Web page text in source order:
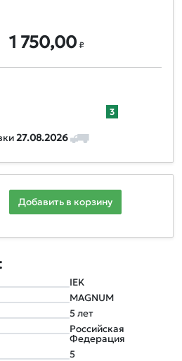
1 750,00 ₽
3
27.08.2026
Добавить в корзину
IEK
MAGNUM
5 лет
Российская
Федерация
5